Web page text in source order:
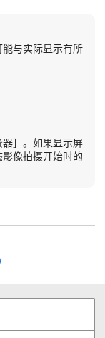
与实际显示有所
］ 。如果显示屏
像拍摄开始时的